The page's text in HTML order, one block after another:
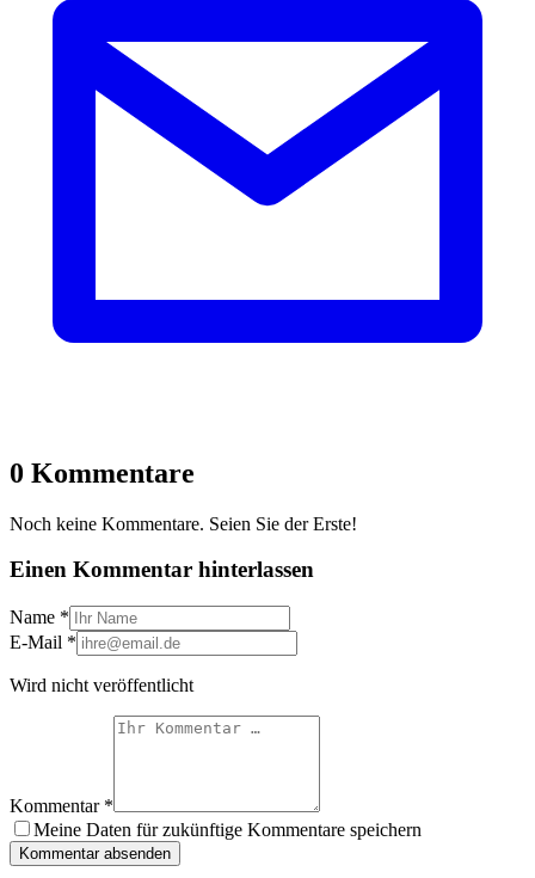
0 Kommentare
Noch keine Kommentare. Seien Sie der Erste!
Einen Kommentar hinterlassen
Name *
E-Mail *
Wird nicht veröffentlicht
Kommentar *
Meine Daten für zukünftige Kommentare speichern
Kommentar absenden